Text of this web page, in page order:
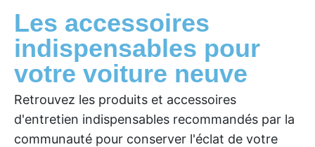
Les accessoires
indispensables pour
votre voiture neuve
Retrouvez les produits et accessoires
d'entretien indispensables recommandés par la
communauté pour conserver l'éclat de votre